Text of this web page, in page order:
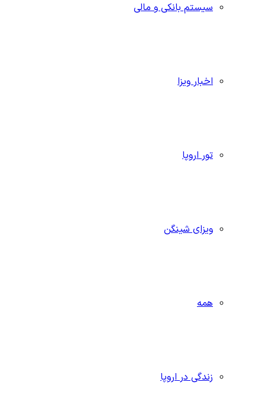
سیستم بانکی و مالی
اخبار ویزا
تور اروپا
ویزای شینگن
همه
زندگی در اروپا